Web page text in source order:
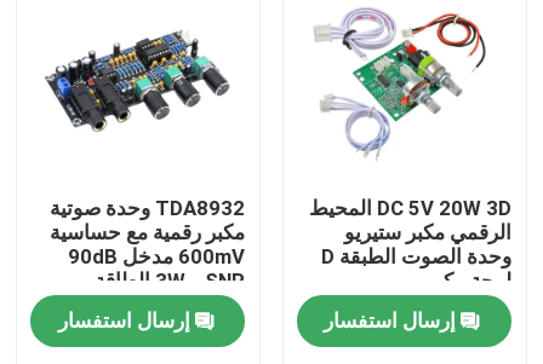
DC 5V 20W 3D المحيط
الرقمي مكبر ستيريو
وحدة الصوت الطبقة D
لوحة مكبر
إرسال استفسار
TDA8932 وحدة صوتية
مكبر رقمية مع حساسية
600mV مدخل 90dB
SNR و 3W الطاقة
الخارجة
إرسال استفسار